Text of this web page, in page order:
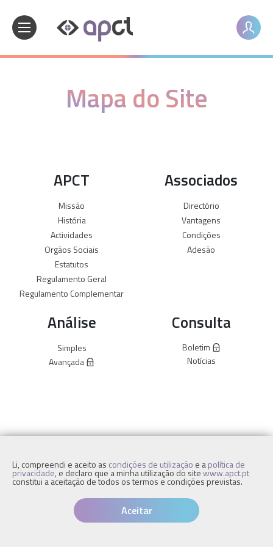
Li, compreendi e aceito as condições de utilização e apolítica de
privacidade, e declaro que a minha utilização do sitewww.apct.pt
constitui a aceitação de todos os termos e condições previstas.
Aceitar
Mapa do Site
APCT
Missão
História
Actividades
Orgãos Sociais
Estatutos
Regulamento Geral
Regulamento Complementar
Associados
Directório
Vantagens
Condições
Adesão
Análise
Simples
Avançada
Consulta
Boletim
Notícias